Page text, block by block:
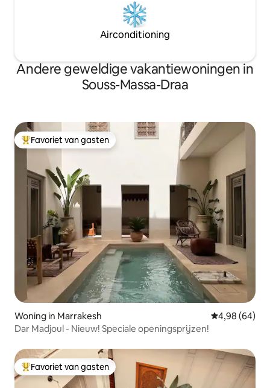
Airconditioning
Andere geweldige vakantiewoningen in
Souss-Massa-Draa
Topfavoriet van gasten
Favoriet van gasten
Woning in Marrakesh Gemiddelde
4,98 (64)
Dar Madjoul - Nieuw! Speciale openingsprijzen!
Topfavoriet van gasten
Favoriet van gasten